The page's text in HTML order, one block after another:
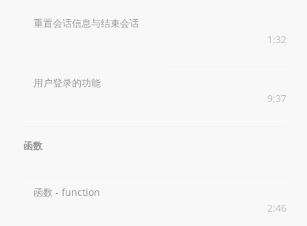
重置会话信息与结束会话
1:32
用户登录的功能
9:37
函数
函数 - function
2:46